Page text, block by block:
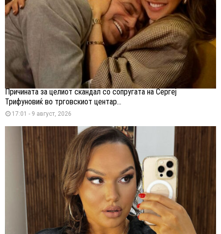
Причината за целиот скандал со сопругата на Сергеј
Трифуновиќ во трговскиот центар...
17:01 - 9 август, 2026